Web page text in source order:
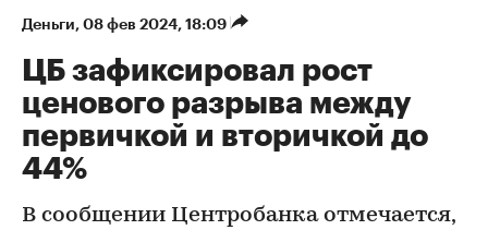
Деньги⁠, 08 фев 2024, 18:09
ЦБ зафиксировал рост
ценового разрыва между
первичкой и вторичкой до
44%
В сообщении Центробанка отмечается,